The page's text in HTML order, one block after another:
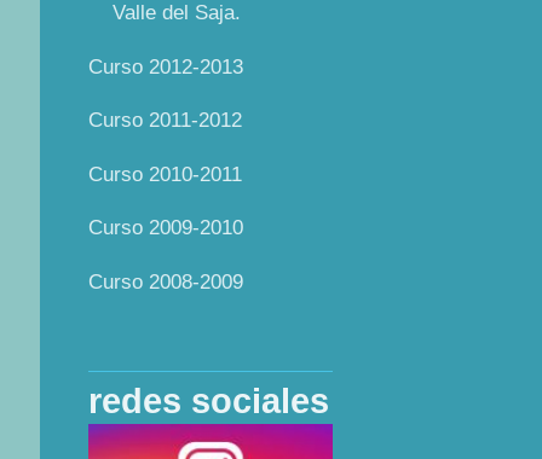
Valle del Saja.
Curso 2012-2013
Curso 2011-2012
Curso 2010-2011
Curso 2009-2010
Curso 2008-2009
redes sociales